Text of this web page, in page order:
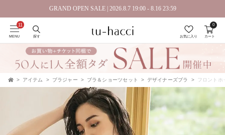
GRAND OPEN SALE | 2026.8.7 19:00 - 8.16 23:59
会員登録で今すぐ使えるポイントプレゼント！
MENU 探す お気に入り カート
0
アイテム ブラジャー ブラ＆ショーツセット デザイナーズブラ フロントホ